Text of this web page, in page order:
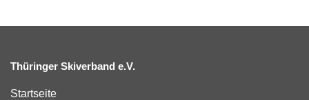
Thüringer Skiverband e.V.
Startseite